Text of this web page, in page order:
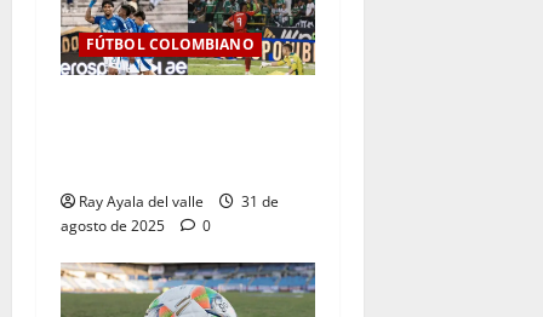
FÚTBOL COLOMBIANO
Ray Ayala del valle
31 de
agosto de 2025
0